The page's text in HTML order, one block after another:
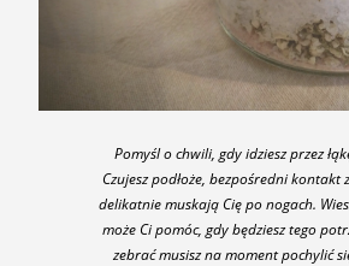
Pomyśl o chwili, gdy idziesz przez
Czujesz podłoże, bezpośredni kontakt
delikatnie muskają Cię po nogach.
może Ci pomóc, gdy będziesz tego
zebrać musisz na moment pochylić